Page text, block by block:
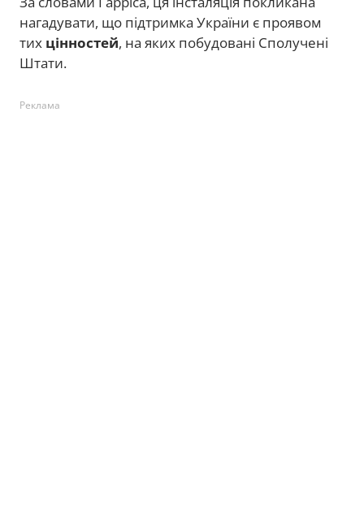
нагадувати, що підтримка України є проявом
тих цінностей, на яких побудовані Сполучені
Штати.
Реклама